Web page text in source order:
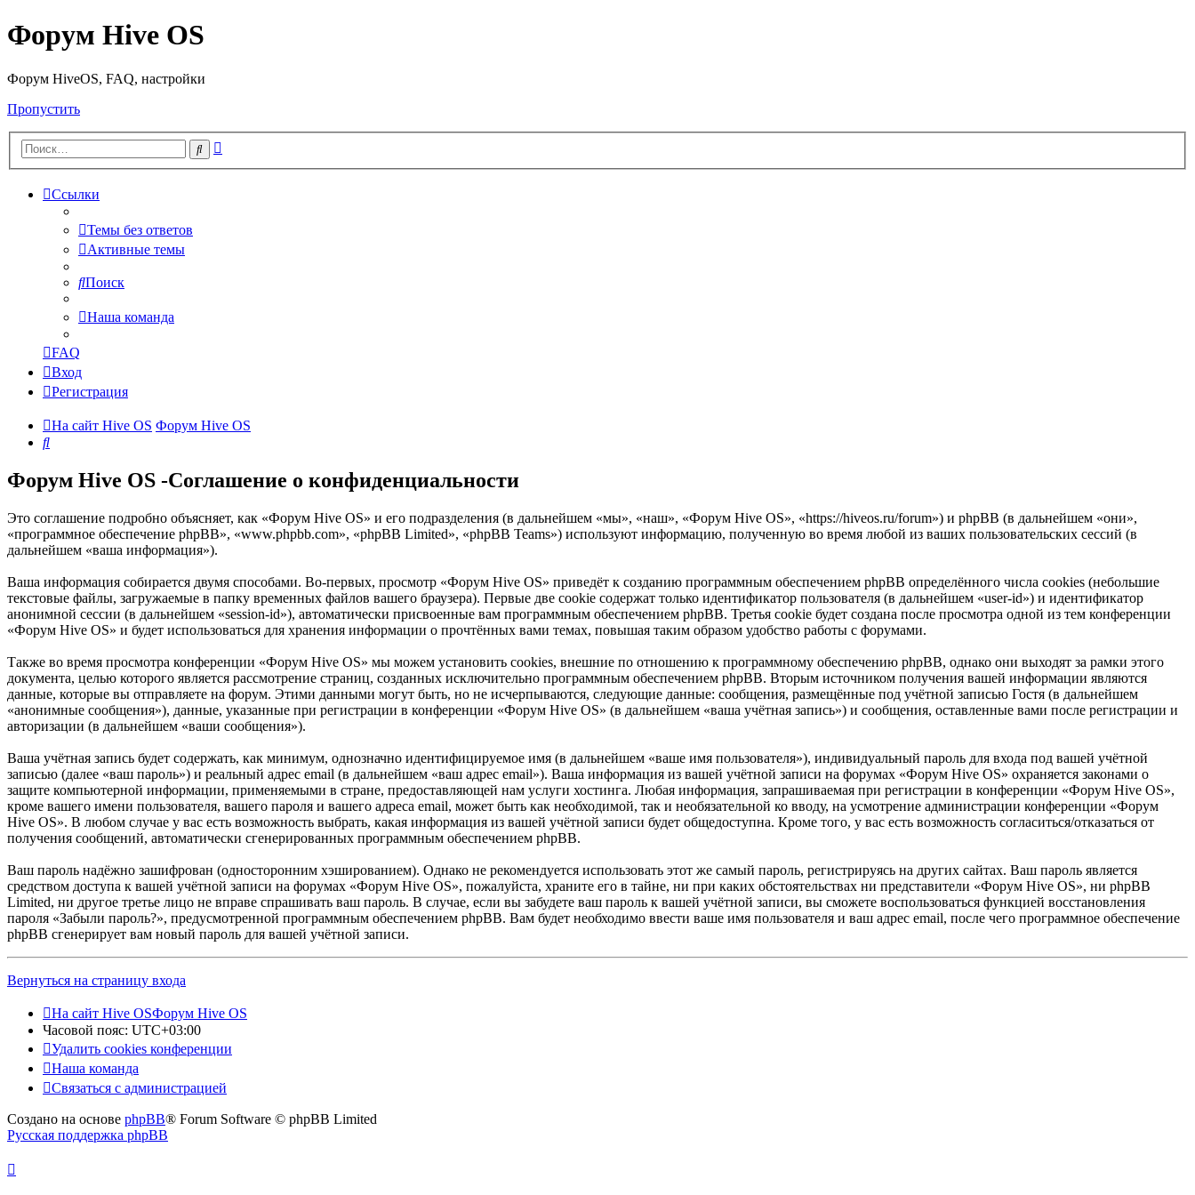
Форум Hive OS
Форум HiveOS, FAQ, настройки
Пропустить
Поиск
Ссылки
Темы без ответов
Активные темы
Поиск
Наша команда
FAQ
Вход
Регистрация
На сайт Hive OS Форум Hive OS
Поиск
Форум Hive OS -Соглашение о конфиденциальности
Это соглашение подробно объясняет, как «Форум Hive OS» и его подразделения (в дальнейшем «мы», «наш», «Форум Hive OS», «https://hiveos.ru/forum») и phpBB (в дальнейшем «они»,
«программное обеспечение phpBB», «www.phpbb.com», «phpBB Limited», «phpBB Teams») используют информацию, полученную во время любой из ваших пользовательских сессий (в
дальнейшем «ваша информация»).
Ваша информация собирается двумя способами. Во-первых, просмотр «Форум Hive OS» приведёт к созданию программным обеспечением phpBB определённого числа cookies (небольшие
текстовые файлы, загружаемые в папку временных файлов вашего браузера). Первые две cookie содержат только идентификатор пользователя (в дальнейшем «user-id») и идентификатор
анонимной сессии (в дальнейшем «session-id»), автоматически присвоенные вам программным обеспечением phpBB. Третья cookie будет создана после просмотра одной из тем конференции
«Форум Hive OS» и будет использоваться для хранения информации о прочтённых вами темах, повышая таким образом удобство работы с форумами.
Также во время просмотра конференции «Форум Hive OS» мы можем установить cookies, внешние по отношению к программному обеспечению phpBB, однако они выходят за рамки этого
документа, целью которого является рассмотрение страниц, созданных исключительно программным обеспечением phpBB. Вторым источником получения вашей информации являются
данные, которые вы отправляете на форум. Этими данными могут быть, но не исчерпываются, следующие данные: сообщения, размещённые под учётной записью Гостя (в дальнейшем
«анонимные сообщения»), данные, указанные при регистрации в конференции «Форум Hive OS» (в дальнейшем «ваша учётная запись») и сообщения, оставленные вами после регистрации и
авторизации (в дальнейшем «ваши сообщения»).
Ваша учётная запись будет содержать, как минимум, однозначно идентифицируемое имя (в дальнейшем «ваше имя пользователя»), индивидуальный пароль для входа под вашей учётной
записью (далее «ваш пароль») и реальный адрес email (в дальнейшем «ваш адрес email»). Ваша информация из вашей учётной записи на форумах «Форум Hive OS» охраняется законами о
защите компьютерной информации, применяемыми в стране, предоставляющей нам услуги хостинга. Любая информация, запрашиваемая при регистрации в конференции «Форум Hive OS»,
кроме вашего имени пользователя, вашего пароля и вашего адреса email, может быть как необходимой, так и необязательной ко вводу, на усмотрение администрации конференции «Форум
Hive OS». В любом случае у вас есть возможность выбрать, какая информация из вашей учётной записи будет общедоступна. Кроме того, у вас есть возможность согласиться/отказаться от
получения сообщений, автоматически сгенерированных программным обеспечением phpBB.
Ваш пароль надёжно зашифрован (односторонним хэшированием). Однако не рекомендуется использовать этот же самый пароль, регистрируясь на других сайтах. Ваш пароль является
средством доступа к вашей учётной записи на форумах «Форум Hive OS», пожалуйста, храните его в тайне, ни при каких обстоятельствах ни представители «Форум Hive OS», ни phpBB
Limited, ни другое третье лицо не вправе спрашивать ваш пароль. В случае, если вы забудете ваш пароль к вашей учётной записи, вы сможете воспользоваться функцией восстановления
пароля «Забыли пароль?», предусмотренной программным обеспечением phpBB. Вам будет необходимо ввести ваше имя пользователя и ваш адрес email, после чего программное обеспечение
phpBB сгенерирует вам новый пароль для вашей учётной записи.
Вернуться на страницу входа
На сайт Hive OSФорум Hive OS
Часовой пояс: UTC+03:00
Удалить cookies конференции
Наша команда
Связаться с администрацией
Создано на основе phpBB® Forum Software © phpBB Limited
Русская поддержка phpBB